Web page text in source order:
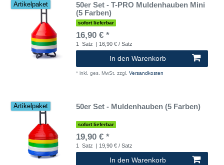
Artikelpaket
50er Set - T-PRO Muldenhauben Mini
(5 Farben)
sofort lieferbar
16,90 € *
1 Satz | 16,90 € / Satz
In den Warenkorb
* inkl. ges. MwSt. zzgl. Versandkosten
Artikelpaket 50er Set - Muldenhauben (5 Farben)
sofort lieferbar
19,90 € *
1 Satz | 19,90 € / Satz
In den Warenkorb